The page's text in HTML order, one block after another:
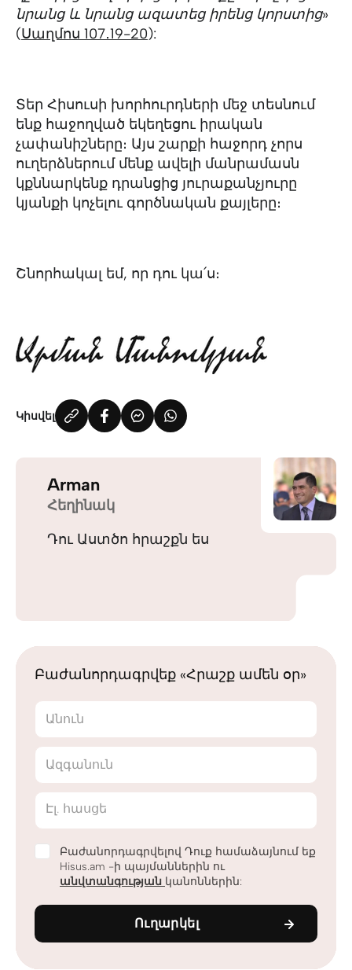
նրանց և նրանց ազատեց իրենց կորստից»
(Սաղմոս 107․19-20):
Տեր Հիսուսի խորհուրդների մեջ տեսնում
ենք հաջողված եկեղեցու իրական
չափանիշները։ Այս շարքի հաջորդ չորս
ուղերձներում մենք ավելի մանրամասն
կքննարկենք դրանցից յուրաքանչյուրը
կյանքի կոչելու գործնական քայլերը։
Շնորհակալ եմ, որ դու կա՛ս։
Կիսվել
Arman
Հեղինակ
Դու Աստծո հրաշքն ես
Բաժանորդագրվեք «Հրաշք ամեն օր»
Անուն
Ազգանուն
Էլ. հասցե
Բաժանորդագրվելով Դուք համաձայնում եք
Hisus.am -ի պայմաններին ու
անվտանգության կանոններին:
Ուղարկել